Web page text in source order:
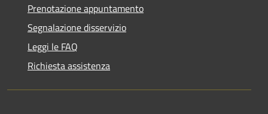
Prenotazione appuntamento
Segnalazione disservizio
Leggi le FAQ
Richiesta assistenza